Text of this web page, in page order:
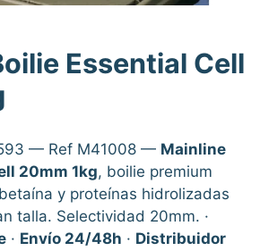
Essential Cell
— Ref M41008 — Mainline
20mm 1kg, boilie premium
y proteínas hidrolizadas
talla. Selectividad 20mm. ·
· Envío 24/48h · Distribuidor